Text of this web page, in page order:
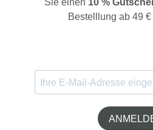
Sie einen 10 %
Bestelllung ab 49